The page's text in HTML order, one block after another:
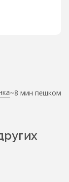
~8 мин пешком